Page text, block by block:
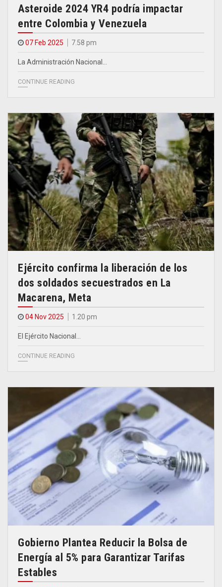
Asteroide 2024 YR4 podría impactar
entre Colombia y Venezuela
07 Feb 2025 7.58 pm
La Administración Nacional…
CONTINUE READING
Ejército confirma la liberación de los
dos soldados secuestrados en La
Macarena, Meta
04 Nov 2025 1.20 pm
El Ejército Nacional…
CONTINUE READING
Gobierno Plantea Reducir la Bolsa de
Energía al 5% para Garantizar Tarifas
Estables